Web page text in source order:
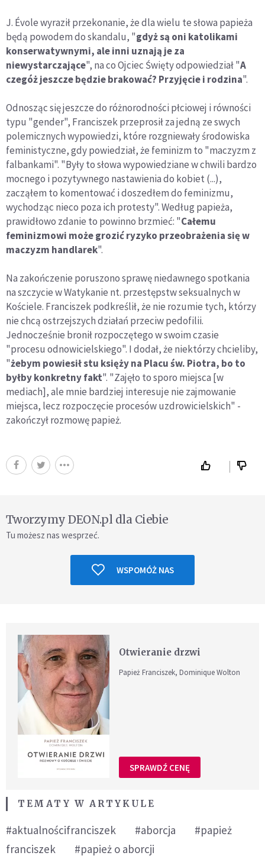
J. Évole wyraził przekonanie, że dla wielu te słowa papieża
będą powodem do skandalu, "gdyż są oni katolikami
konserwatywnymi, ale inni uznają je za
niewystarczające", na co Ojciec Święty odpowiedział "A
czegóż jeszcze będzie brakować? Przyjęcie i rodzina".
Odnosząc się jeszcze do różnorodności płciowej i równości
typu "gender", Franciszek przeprosił za jedną ze swych
polemicznych wypowiedzi, które rozgniewały środowiska
feministyczne, gdy powiedział, że feminizm to "maczyzm z
falbankami". "Były to słowa wypowiedziane w chwili bardzo
mocnego i pozytywnego nastawienia do kobiet (...),
zacząłem to komentować i doszedłem do feminizmu,
wychodząc nieco poza ich protesty". Według papieża,
prawidłowo zdanie to powinno brzmieć: "Całemu
feminizmowi może grozić ryzyko przeobrażenia się w
maczyzm handlarek".
Na zakończenie poruszono sprawę niedawnego spotkania
na szczycie w Watykanie nt. przestępstw seksualnych w
Kościele. Franciszek podkreślił, że nie rozumie tych, którzy
nie chcą ostrzejszych działań przeciw pedofilii.
Jednocześnie bronił rozpoczętego w swoim czasie
"procesu odnowicielskiego". I dodał, że niektórzy chcieliby,
"żebym powiesił stu księży na Placu św. Piotra, bo to
byłby konkretny fakt". "Zajęło to sporo miejsca [w
mediach], ale mnie bardziej interesuje nie zajmowanie
miejsca, lecz rozpoczęcie procesów uzdrowicielskich" -
zakończył rozmowę papież.
Tworzymy DEON.pl dla Ciebie
Tu możesz nas wesprzeć.
WSPOMÓŻ NAS
Otwieranie drzwi
Papież Franciszek, Dominique Wolton
SPRAWDŹ CENĘ
TEMATY W ARTYKULE
#aktualnościfranciszek #aborcja
#papież
franciszek
#papież o aborcji